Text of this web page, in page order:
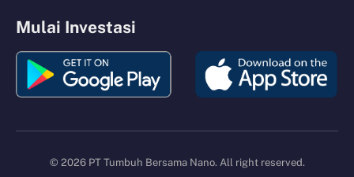
Mulai Investasi
© 2026 PT Tumbuh Bersama Nano. All right reserved.